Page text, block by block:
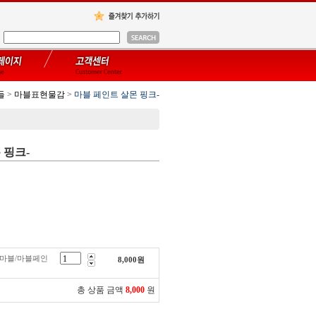
> 마블표현물감 > 마블 페인트 살몬 핑크-
핑크-
블/마블페인 8,000원
총 상품 금액 8,000 원